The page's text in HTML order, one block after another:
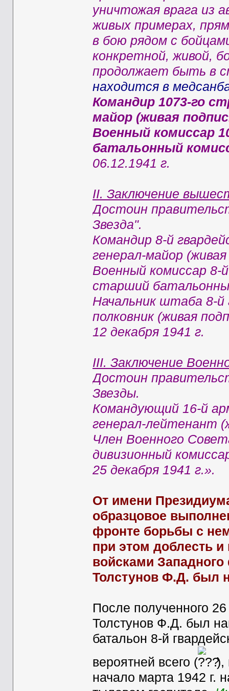
уничтожая врага из
живых примерах,
в бою рядом с
конкретной, живой,
продолжает быть в
находится в
Командир 1073-го
майор (живая
Военный комиссар
батальонный
06.12.1941 г.
II. Заключение
Достоин
Звезда".
Командир 8-й
генерал-майор
Военный комиссар 8-
старший
Начальник штаба 8-й
полковник (живая
12 декабря 1941 г.
III. Заключение
Достоин
Звезды.
Командующий 16-й
генерал-лейтенант
Член Военного
дивизионный
25 декабря 1941 г.».
От имени
образцовое
фронте борьбы с
при этом доблесть
войсками Западного
Толстунов Ф.Д. был
После полученного
Толстунов Ф.Д. был
батальон 8-й
вероятней всего (
),
начало марта 1942 г.